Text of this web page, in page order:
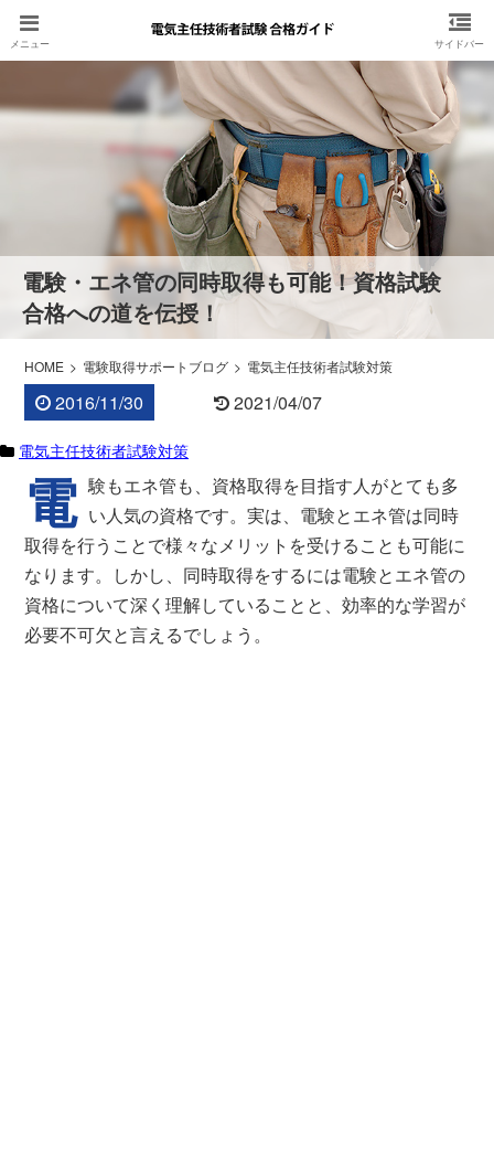
電験・エネ管の同時取得も可能！資格試験
合格への道を伝授！
HOME 電験取得サポートブログ 電気主任技術者試験対策
2016/11/30 2021/04/07
電気主任技術者試験対策
電 験もエネ管も、資格取得を目指す人がとても多
い人気の資格です。実は、電験とエネ管は同時
取得を行うことで様々なメリットを受けることも可能に
なります。しかし、同時取得をするには電験とエネ管の
資格について深く理解していることと、効率的な学習が
必要不可欠と言えるでしょう。